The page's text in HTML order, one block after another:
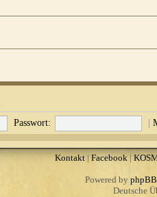
Passwort: |
Kontakt| Facebook|
Powered by phpBB
Deutsche